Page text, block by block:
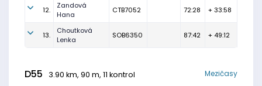
12.
Zandová
Hana
CTB7052 72:28 + 33:58
13.
Choutková
Lenka
SOB6350 87:42 + 49:12
D55 3.90 km, 90 m, 11 kontrol Mezičasy